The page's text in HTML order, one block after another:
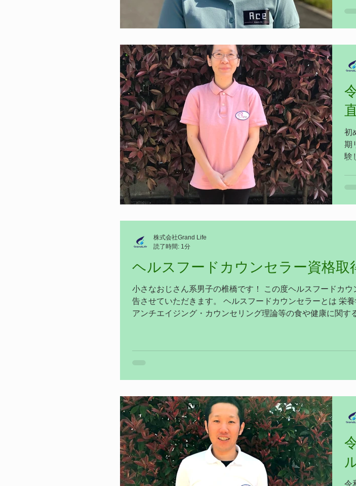
初
期
験
ヘルスフードカウンセラー資格取
小さなおじさん系男子の椎橋です！ この度ヘルスフードカ
告させていただきます。 ヘルスフードカウンセラーとは 栄
アンチエイジング・カウンセリング理論等の食や健康に関す
株式会社Grand Life
読了時間: 1分
令